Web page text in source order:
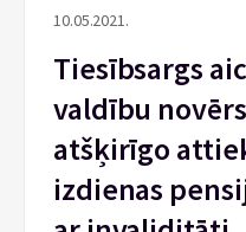
10.05.2021.
Tiesībsargs
valdību
atšķirīgo
izdienas